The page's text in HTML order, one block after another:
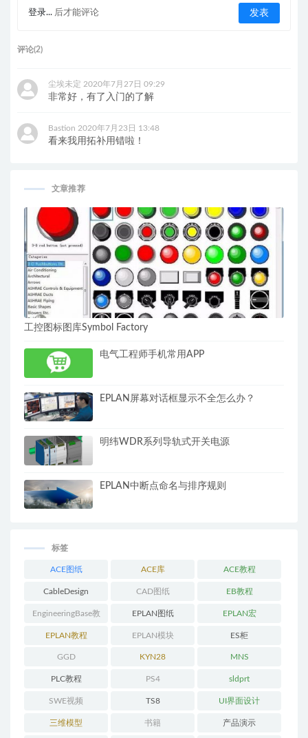
登录... 后才能评论
评论(2)
尘埃未定 2020年7月27日 09:29
非常好，有了入门的了解
Bastion 2020年7月23日 13:48
看来我用拓补用错啦！
文章推荐
工控图标图库Symbol Factory
电气工程师手机常用APP
EPLAN屏幕对话框显示不全怎么办？
明纬WDR系列导轨式开关电源
EPLAN中断点命名与排序规则
标签
ACE图纸 ACE库 ACE教程
CableDesign CAD图纸 EB教程
EngineeringBase教
程
EPLAN图纸 EPLAN宏
EPLAN教程 EPLAN模块 ES柜
GGD KYN28 MNS
PLC教程 PS4 sldprt
SWE视频 TS8 UI界面设计
三维模型 书籍 产品演示